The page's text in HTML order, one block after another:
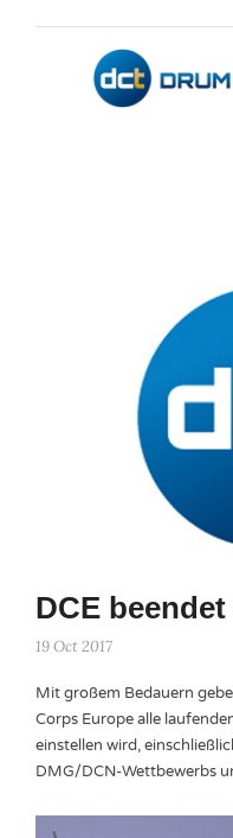
DCE
19 Oct 2017
Mit großem Bedauern
Corps Europe alle
einstellen wird,
DMG/DCN-Wettbewerbs